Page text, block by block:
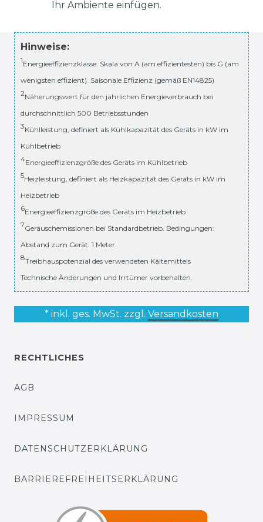
Ihr Ambiente einfügen.
Hinweise:
1Energieeffizienzklasse: Skala von A (am effizientesten) bis G (am
wenigsten effizient). Saisonale Effizienz (gemäß EN14825)
2Näherungswert für den jährlichen Energieverbrauch bei
durchschnittlich 500 Betriebsstunden
3Kühlleistung, definiert als Kühlkapazität des Geräts in kW im
Kühlbetrieb
4Energieeffizienzgröße des Geräts im Kühlbetrieb
5Heizleistung, definiert als Heizkapazität des Geräts in kW im
Heizbetrieb
6Energieeffizienzgröße des Geräts im Heizbetrieb
7Geräuschemissionen bei Standardbetrieb. Bedingungen:
Abstand zum Gerät: 1 Meter.
8Treibhauspotenzial des verwendeten Kältemittels
Technische Änderungen und Irrtümer vorbehalten.
* inkl. ges. MwSt. zzgl. Versandkosten
RECHTLICHES
AGB
IMPRESSUM
DATENSCHUTZERKLÄRUNG
BARRIEREFREIHEITSERKLÄRUNG